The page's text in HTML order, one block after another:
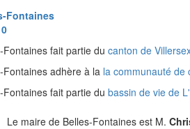
Fontaines
Fontaines fait partie du canton de
Fontaines adhère à la la communauté de
Fontaines fait partie du bassin de vie de
Le maire de Belles-Fontaines est M.